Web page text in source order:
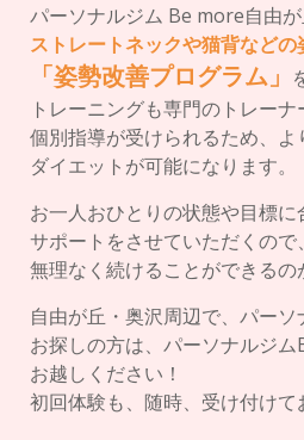
パーソナルジム Be more自由が
ストレートネックや猫背など
「姿勢改善プログラム」
トレーニングも専門のトレーナ
個別指導が受けられるため、よ
ダイエットが可能になります。
お一人おひとりの状態や目標に
サポートをさせていただくので、
無理なく続けることができるの
自由が丘・奥沢周辺で、パーソ
お探しの方は、パーソナルジ
お越しください！
初回体験も、随時、受け付けて